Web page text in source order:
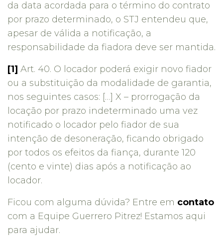
da data acordada para o término do contrato
por prazo determinado, o STJ entendeu que,
apesar de válida a notificação, a
responsabilidade da fiadora deve ser mantida.
[1] Art. 40. O locador poderá exigir novo fiador
ou a substituição da modalidade de garantia,
nos seguintes casos: […] X – prorrogação da
locação por prazo indeterminado uma vez
notificado o locador pelo fiador de sua
intenção de desoneração, ficando obrigado
por todos os efeitos da fiança, durante 120
(cento e vinte) dias após a notificação ao
locador.
Ficou com alguma dúvida? Entre em contato
com a Equipe Guerrero Pitrez! Estamos aqui
para ajudar.